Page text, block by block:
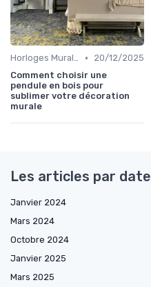
Horloges Murales •
20/12/2025
Comment choisir une
pendule en bois pour
sublimer votre décoration
murale
Les articles par date
Janvier 2024
Mars 2024
Octobre 2024
Janvier 2025
Mars 2025